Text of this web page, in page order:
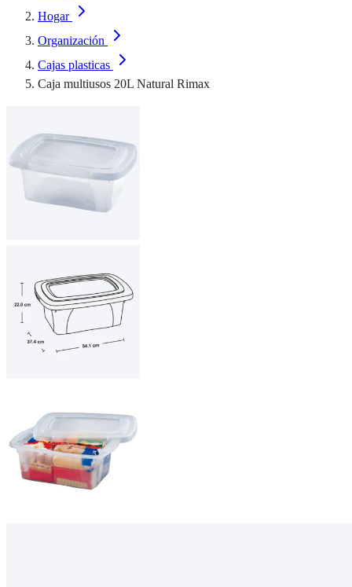
Hogar
Organización
Cajas plasticas
Caja multiusos 20L Natural Rimax